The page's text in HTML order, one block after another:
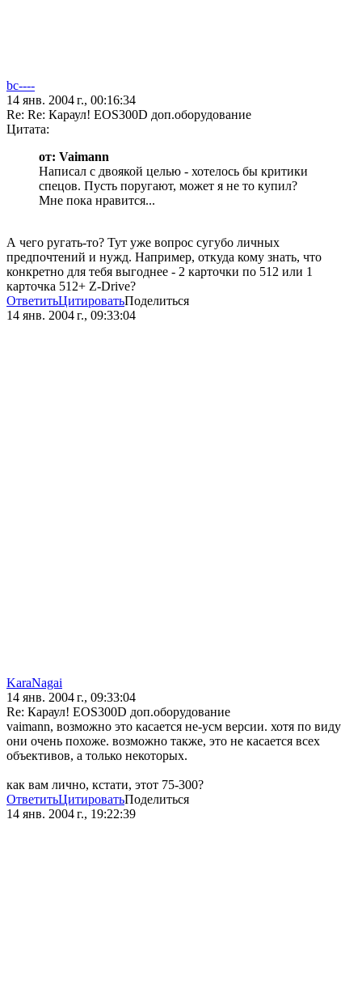
bc----
14 янв. 2004 г., 00:16:34
Re: Re: Караул! EOS300D доп.оборудование
Цитата:
от: Vaimann
Написал с двоякой целью - хотелось бы критики
спецов. Пусть поругают, может я не то купил?
Мне пока нравится...
А чего ругать-то? Тут уже вопрос сугубо личных
предпочтений и нужд. Например, откуда кому знать, что
конкретно для тебя выгоднее - 2 карточки по 512 или 1
карточка 512+ Z-Drive?
ОтветитьЦитироватьПоделиться
14 янв. 2004 г., 09:33:04
KaraNagai
14 янв. 2004 г., 09:33:04
Re: Караул! EOS300D доп.оборудование
vaimann, возможно это касается не-усм версии. хотя по виду
они очень похоже. возможно также, это не касается всех
объективов, а только некоторых.
как вам лично, кстати, этот 75-300?
ОтветитьЦитироватьПоделиться
14 янв. 2004 г., 19:22:39